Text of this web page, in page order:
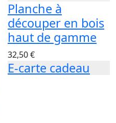
Planche à
découper en bois
haut de gamme
32,50 €
E-carte cadeau